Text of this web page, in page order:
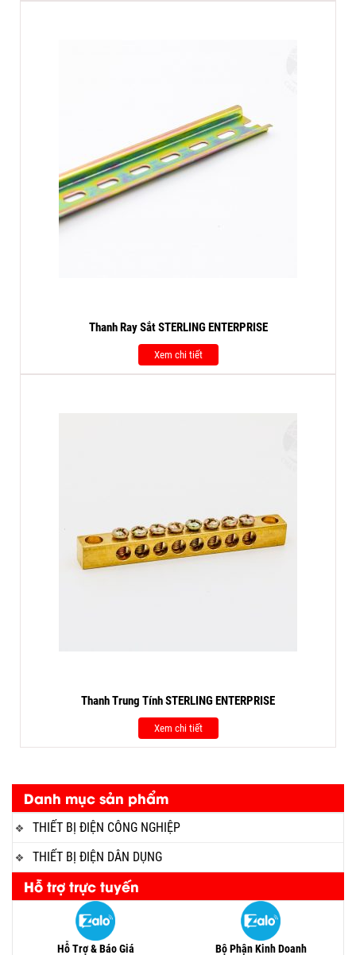
Danh mục sản phẩm
THIẾT BỊ ĐIỆN CÔNG NGHIỆP
THIẾT BỊ ĐIỆN DÂN DỤNG
Hỗ trợ trực tuyến
Hỗ Trợ & Báo Giá
Bộ Phận Kinh Doanh
Thanh Ray Sắt STERLING ENTERPRISE
Xem chi tiết
Thanh Trung Tính STERLING ENTERPRISE
Xem chi tiết